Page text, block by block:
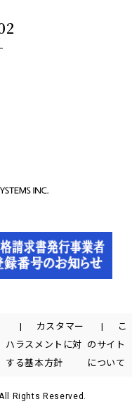
カスタマー
ハラスメントに対
する基本方針
こ
のサイト
について
Rights Reserved.